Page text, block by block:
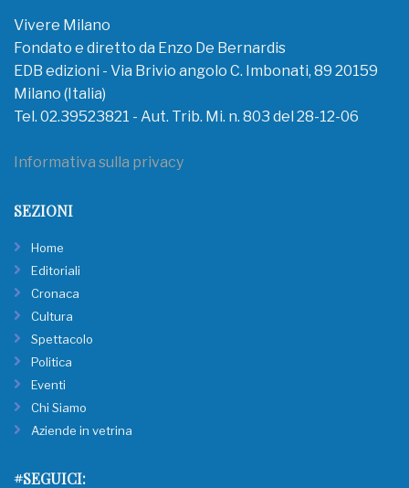
Vivere Milano
Fondato e diretto da Enzo De Bernardis
EDB edizioni - Via Brivio angolo C. Imbonati, 89 20159
Milano (Italia)
Tel. 02.39523821 - Aut. Trib. Mi. n. 803 del 28-12-06
Informativa sulla privacy
SEZIONI
Home
Editoriali
Cronaca
Cultura
Spettacolo
Politica
Eventi
Chi Siamo
Aziende in vetrina
#SEGUICI: